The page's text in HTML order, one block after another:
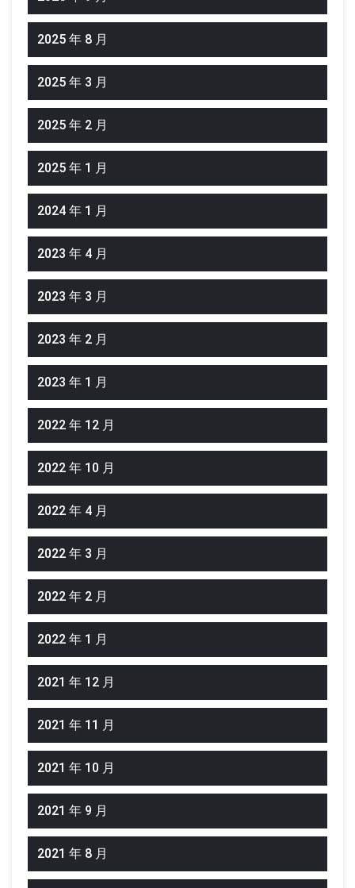
2025 年 8 月
2025 年 3 月
2025 年 2 月
2025 年 1 月
2024 年 1 月
2023 年 4 月
2023 年 3 月
2023 年 2 月
2023 年 1 月
2022 年 12 月
2022 年 10 月
2022 年 4 月
2022 年 3 月
2022 年 2 月
2022 年 1 月
2021 年 12 月
2021 年 11 月
2021 年 10 月
2021 年 9 月
2021 年 8 月